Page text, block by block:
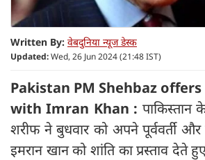
Written By: वेबदुनिया न्यूज डेस्क
Updated:Wed, 26 Jun 2024 (21:48 IST)
Pakistan PM Shehbaz
with Imran Khan : पाकिस्तान
शरीफ ने बुधवार को अपने पूर्ववर्ती और
इमरान खान को शांति का प्रस्ताव देते